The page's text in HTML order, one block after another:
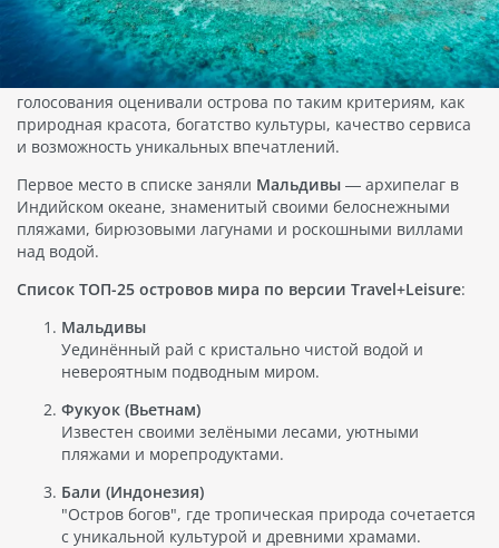
Американский журнал Travel+Leisure,
специализирующийся на путешествиях и отдыхе,
представил ежегодный рейтинг лучших островов мира,
составленный на основе мнений читателей. Участники
голосования оценивали острова по таким критериям, как
природная красота, богатство культуры, качество сервиса
и возможность уникальных впечатлений.
Первое место в списке заняли Мальдивы — архипелаг в
Индийском океане, знаменитый своими белоснежными
пляжами, бирюзовыми лагунами и роскошными виллами
над водой.
Список ТОП-25 островов мира по версии Travel+Leisure:
Мальдивы
Уединённый рай с кристально чистой водой и
невероятным подводным миром.
Фукуок (Вьетнам)
Известен своими зелёными лесами, уютными
пляжами и морепродуктами.
Бали (Индонезия)
"Остров богов", где тропическая природа сочетается
с уникальной культурой и древними храмами.